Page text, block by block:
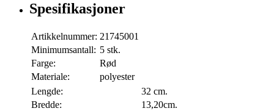
Spesifikasjoner
Artikkelnummer: 21745001
Minimumsantall: 5 stk.
Farge:
Rød
Materiale:
polyester
Lengde:
32 cm.
Bredde:
13,20cm.